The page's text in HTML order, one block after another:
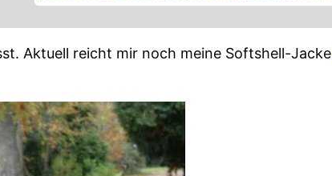
Aktuell reicht mir noch meine Softshell-Jacke